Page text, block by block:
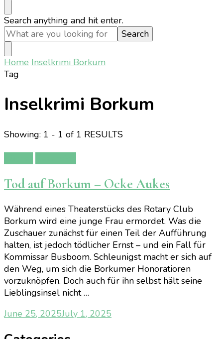
Looking
for
Something?
Search anything and hit enter.
Home Inselkrimi Borkum
Tag
Inselkrimi Borkum
Showing: 1 - 1 of 1 RESULTS
Tod auf Borkum – Ocke Aukes
Während eines Theaterstücks des Rotary Club
Borkum wird eine junge Frau ermordet. Was die
Zuschauer zunächst für einen Teil der Aufführung
halten, ist jedoch tödlicher Ernst – und ein Fall für
Kommissar Busboom. Schleunigst macht er sich auf
den Weg, um sich die Borkumer Honoratioren
vorzuknöpfen. Doch auch für ihn selbst hält seine
Lieblingsinsel nicht …
June 25, 2025July 1, 2025